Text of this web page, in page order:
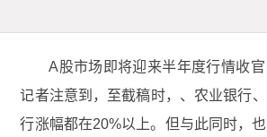
A股市场即将迎来半年度行情收官
记者注意到，至截稿时，、农业银行
行涨幅都在20%以上。但与此同时，